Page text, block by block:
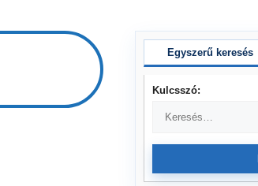
Egyszerű keresés
Kulcsszó: